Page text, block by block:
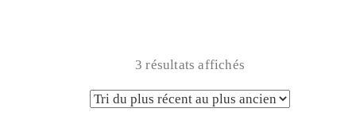
3 résultats affichés